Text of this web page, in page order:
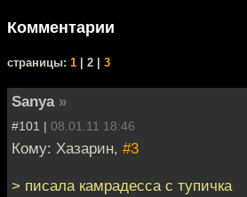
Комментарии
cтраницы: 1 | 2 | 3
Sanya »
#101 | 08.01.11 18:46
Кому: Хазарин, #3
> писала камрадесса с тупичка